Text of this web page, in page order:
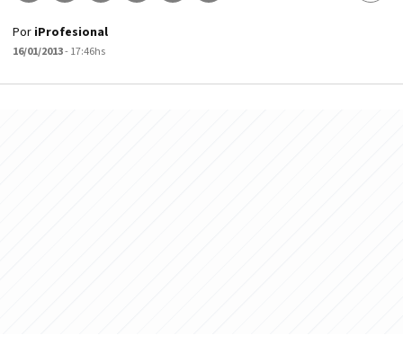
Por iProfesional
16/01/2013- 17:46hs